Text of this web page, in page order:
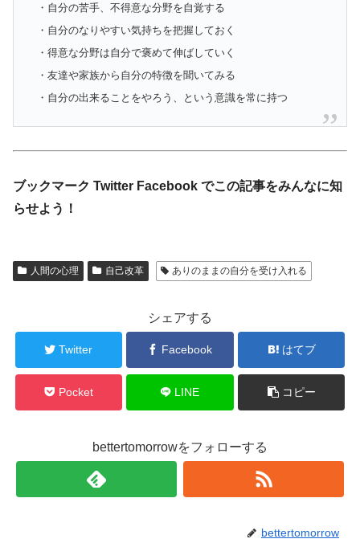
・自分の苦手、不得意な分野を自覚する
・自分のなりやすい気持ちを把握しておく
・得意な分野は自分で褒めて伸ばしていく
・友達や家族から自分の特徴を聞いてみる
・自分の出来ることをやろう、という意識を常に持つ
ブックマーク Twitter Facebook でこの記事をみんなに知
らせよう！
人間の心理 自己改革 ありのままの自分を受け入れる
シェアする
Twitter Facebook はてブ
Pocket LINE コピー
bettertomorrowをフォローする
bettertomorrow